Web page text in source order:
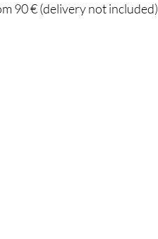
90 € (delivery not included)